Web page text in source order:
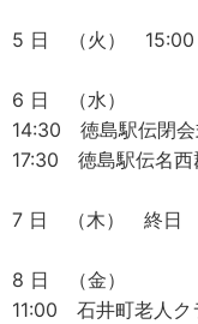
5 日 （火） 15:00
6 日 （水）
14:30 徳島駅伝閉会
17:30 徳島駅伝名西
7 日 （木） 終日
8 日 （金）
11:00 石井町老人ク